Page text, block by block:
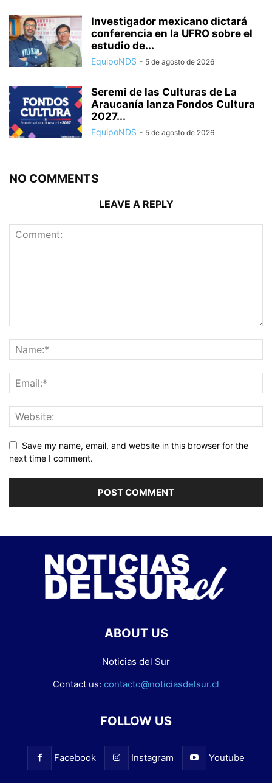
Investigador mexicano dictará
conferencia en la UFRO sobre el
estudio de...
EquipoNDS - 5 de agosto de 2026
Seremi de las Culturas de La
Araucanía lanza Fondos Cultura
2027...
EquipoNDS - 5 de agosto de 2026
NO COMMENTS
LEAVE A REPLY
Save my name, email, and website in this browser for the
next time I comment.
ABOUT US
Noticias del Sur
Contact us: contacto@noticiasdelsur.cl
FOLLOW US
Facebook Instagram Youtube